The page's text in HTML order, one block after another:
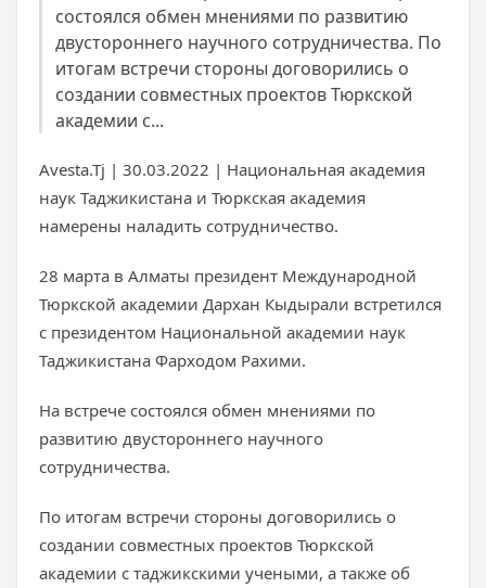
состоялся обмен мнениями по развитию
двустороннего научного сотрудничества. По
итогам встречи стороны договорились о
создании совместных проектов Тюркской
академии с...
Avesta.Tj | 30.03.2022 | Национальная академия
наук Таджикистана и Тюркская академия
намерены наладить сотрудничество.
28 марта в Алматы президент Международной
Тюркской академии Дархан Кыдырали встретился
с президентом Национальной академии наук
Таджикистана Фарходом Рахими.
На встрече состоялся обмен мнениями по
развитию двустороннего научного
сотрудничества.
По итогам встречи стороны договорились о
создании совместных проектов Тюркской
академии с таджикскими учеными, а также об